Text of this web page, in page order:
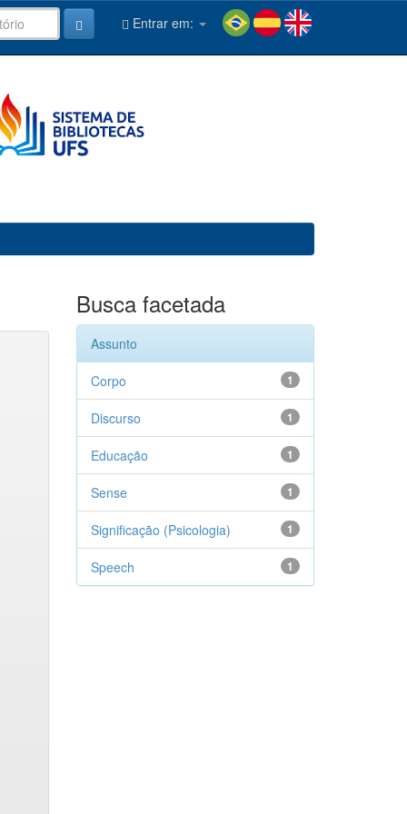
Entrar em:
Busca facetada
Assunto
1
Corpo
1
Discurso
1
Educação
1
Sense
1
Significação (Psicologia)
1
Speech